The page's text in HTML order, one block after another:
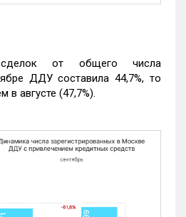
от общего числа
ДДУ составила 44,7%, то
в августе (47,7%).